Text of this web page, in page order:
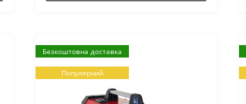
Безкоштовна доставка
Популярний